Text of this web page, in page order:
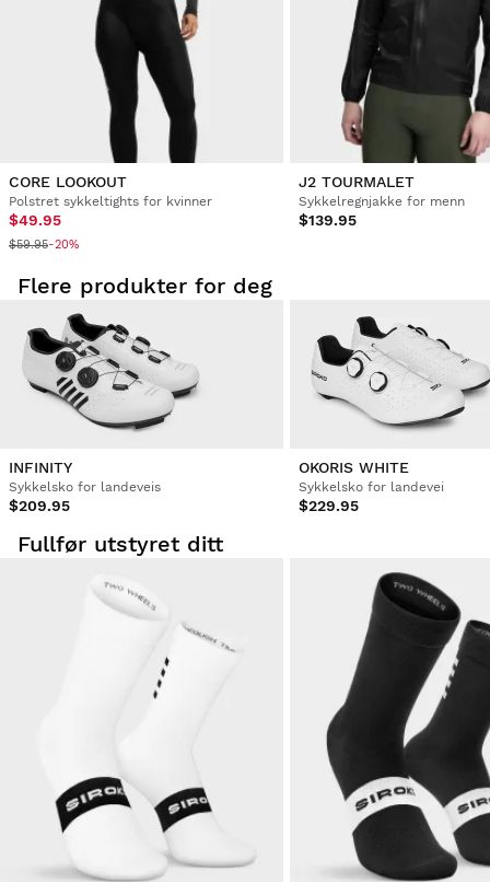
produkt i bestillingen din.
Utsted refusjonen til den opprinnelige
betalingsmåten
CORE LOOKOUT
Polstret sykkeltights for kvinner
$49.95
$59.95-20%
J2 TOURMALET
Sykkelregnjakke for menn
$139.95
Flere produkter for deg
INFINITY
Sykkelsko for landeveis
$209.95
OKORIS WHITE
Sykkelsko for landevei
$229.95
Fullfør utstyret ditt